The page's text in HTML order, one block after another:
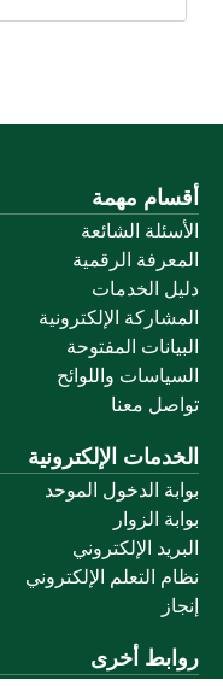
أقسام مهمة
الأسئلة الشائعة
المعرفة الرقمية
دليل الخدمات
المشاركة الإلكترونية
البيانات المفتوحة
السياسات واللوائح
تواصل معنا
الخدمات الإلكترونية
بوابة الدخول الموحد
بوابة الزوار
البريد الإلكتروني
نظام التعلم الإلكتروني
إنجاز
روابط أخرى